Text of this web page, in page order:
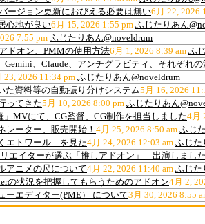
ージョン更新におびえる必要は無い6月 22, 2026
心地が良い6月 15, 2026 1:55 pm ふじたりあん
7:55 pm ふじたりあん@noveldrum
ドオン、PMMの使用方法6月 1, 2026 8:39 am ふ
Gemini、Claude、アンチグラビティ、それぞれ
23, 2026 11:34 pm ふじたりあん@noveldrum
た資料等の自動振り分けシステム5月 16, 2026
ってきた5月 10, 2026 8:00 pm ふじたりあん
」MVにて、CG監督、CG制作を担当しました4月
レーター、販売開始！ 4月 25, 2026 8:50 am ふじ
エトワール を見た4月 24, 2026 12:03 am ふじた
エイターが選ぶ「推しアドオン」 出演しました
アニメの尺について4月 22, 2026 11:40 am ふじた
の状況を把握してもらうためのアドオン4月 2,
ーエディター(PME） について3月 30, 2026 8:55